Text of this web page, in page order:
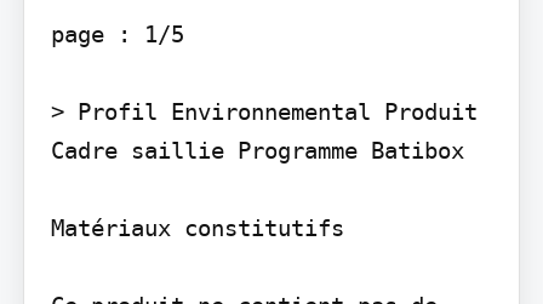
page : 1/5
> Profil Environnemental Produit
Cadre saillie Programme Batibox
Matériaux constitutifs